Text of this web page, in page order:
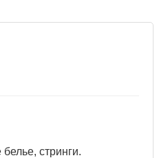
стринги.